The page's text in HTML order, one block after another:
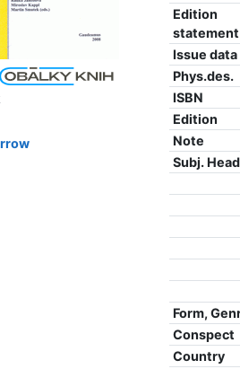
Edition
statement
Issue data
Phys.des.
ISBN
Edition
Note
Subj.
Form,
Conspect
Country